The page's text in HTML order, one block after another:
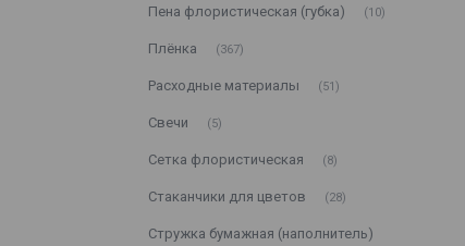
Пена флористическая (губка) 10
Плёнка 367
Расходные материалы 51
Свечи 5
Сетка флористическая 8
Стаканчики для цветов 28
Стружка бумажная (наполнитель)